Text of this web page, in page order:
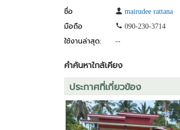
ชื่อ
mairudee rattana
มือถือ
090-230-3714
ใช้งานล่าสุด:
--
คำค้นหาใกล้เคียง
ประกาศที่เกี่ยวข้อง